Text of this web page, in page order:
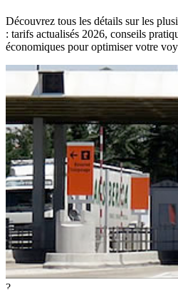
Découvrez tous les détails sur les
: tarifs actualisés 2026, conseils
économiques pour optimiser votre
?